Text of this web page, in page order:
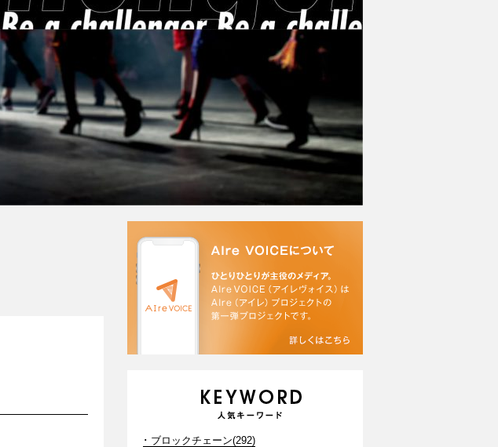
ブロックチェーン(292)